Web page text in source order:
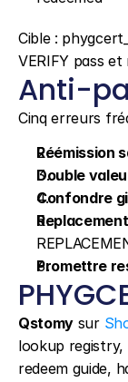
Cible :
VERIFY pass
Anti-
Cinq erreurs
Réémission
Double
Confondre
Promettre
Qstomy sur
lookup registry,
redeem guide,